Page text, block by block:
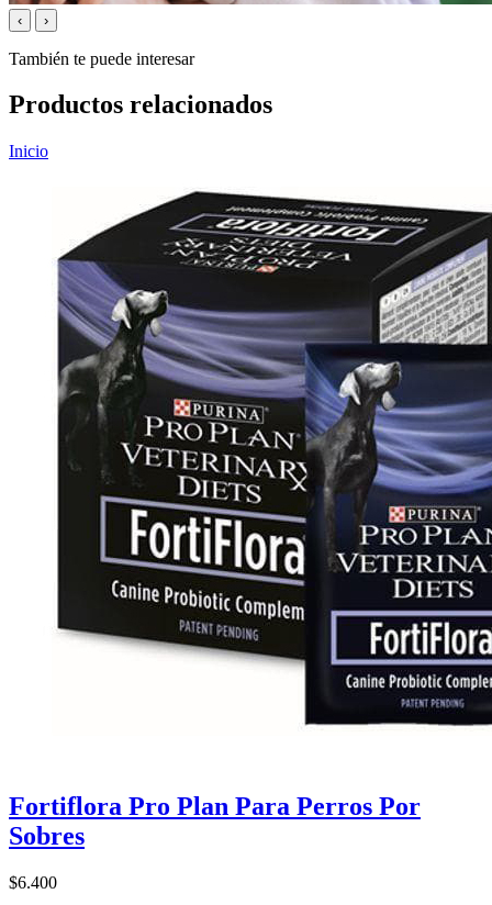
‹ ›
También te puede interesar
Productos relacionados
Inicio
Fortiflora Pro Plan Para Perros Por
Sobres
$6.400